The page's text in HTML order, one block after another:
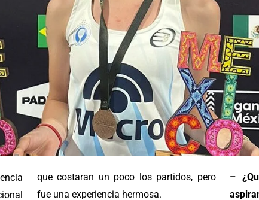
que costaran un poco los partidos, pero
fue una experiencia hermosa.
–